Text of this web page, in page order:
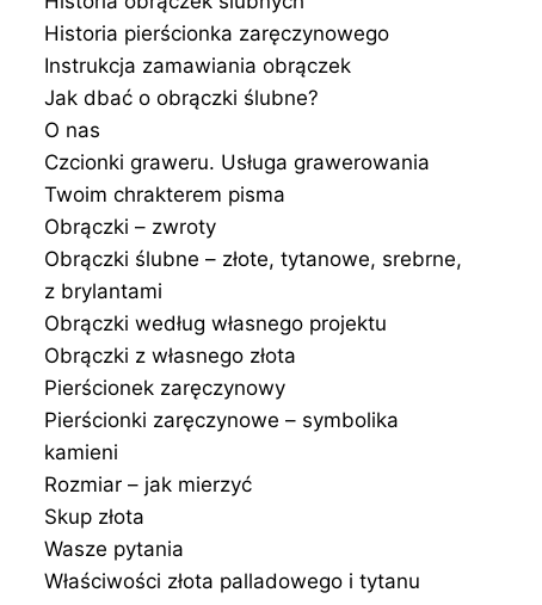
Historia pierścionka zaręczynowego
Instrukcja zamawiania obrączek
Jak dbać o obrączki ślubne?
O nas
Czcionki graweru. Usługa grawerowania
Twoim chrakterem pisma
Obrączki – zwroty
Obrączki ślubne – złote, tytanowe, srebrne,
z brylantami
Obrączki według własnego projektu
Obrączki z własnego złota
Pierścionek zaręczynowy
Pierścionki zaręczynowe – symbolika
kamieni
Rozmiar – jak mierzyć
Skup złota
Wasze pytania
Właściwości złota palladowego i tytanu